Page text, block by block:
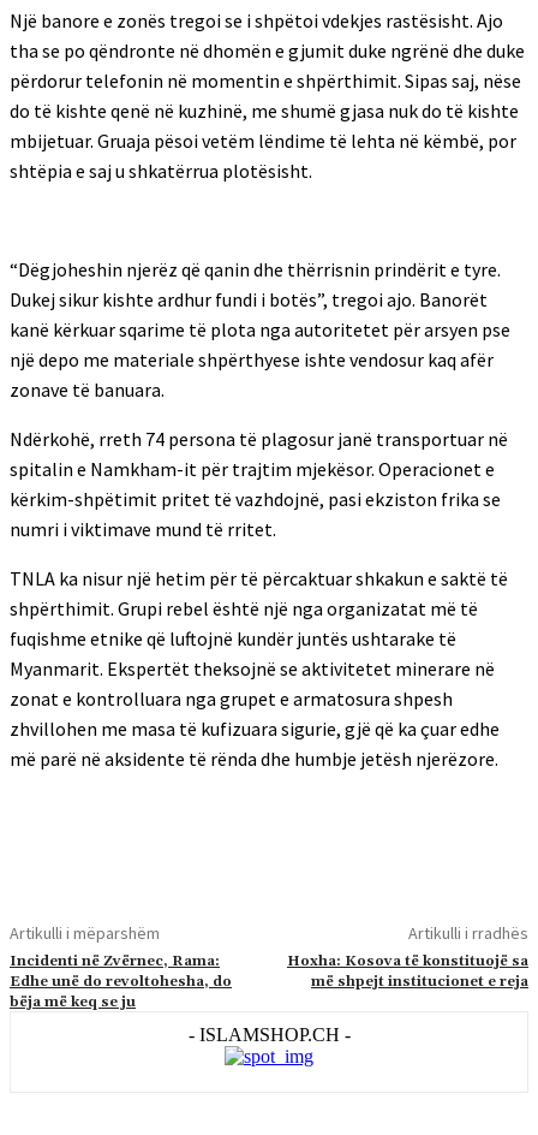
Një banore e zonës tregoi se i shpëtoi vdekjes rastësisht. Ajo
tha se po qëndronte në dhomën e gjumit duke ngrënë dhe duke
përdorur telefonin në momentin e shpërthimit. Sipas saj, nëse
do të kishte qenë në kuzhinë, me shumë gjasa nuk do të kishte
mbijetuar. Gruaja pësoi vetëm lëndime të lehta në këmbë, por
shtëpia e saj u shkatërrua plotësisht.
“Dëgjoheshin njerëz që qanin dhe thërrisnin prindërit e tyre.
Dukej sikur kishte ardhur fundi i botës”, tregoi ajo. Banorët
kanë kërkuar sqarime të plota nga autoritetet për arsyen pse
një depo me materiale shpërthyese ishte vendosur kaq afër
zonave të banuara.
Ndërkohë, rreth 74 persona të plagosur janë transportuar në
spitalin e Namkham-it për trajtim mjekësor. Operacionet e
kërkim-shpëtimit pritet të vazhdojnë, pasi ekziston frika se
numri i viktimave mund të rritet.
TNLA ka nisur një hetim për të përcaktuar shkakun e saktë të
shpërthimit. Grupi rebel është një nga organizatat më të
fuqishme etnike që luftojnë kundër juntës ushtarake të
Myanmarit. Ekspertët theksojnë se aktivitetet minerare në
zonat e kontrolluara nga grupet e armatosura shpesh
zhvillohen me masa të kufizuara sigurie, gjë që ka çuar edhe
më parë në aksidente të rënda dhe humbje jetësh njerëzore.
Artikulli i mëparshëm
Incidenti në Zvërnec, Rama:
Edhe unë do revoltohesha, do
bëja më keq se ju
Artikulli i rradhës
Hoxha: Kosova të konstituojë sa
më shpejt institucionet e reja
- ISLAMSHOP.CH -